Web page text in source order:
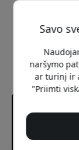
Savo
naršymo
ar turinį ir
"Priimti